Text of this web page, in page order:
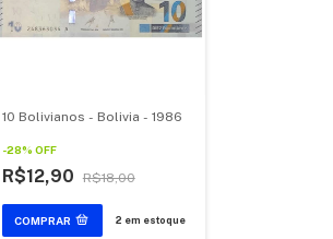
10 Bolivianos - Bolivia - 1986
-28% OFF
R$12,90 R$18,00
2 em estoque